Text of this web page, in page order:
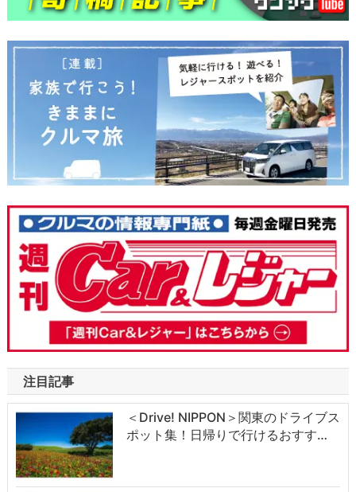
注目記事
＜Drive! NIPPON＞関東のドライブス
ポット集！日帰りで行けるおすす…